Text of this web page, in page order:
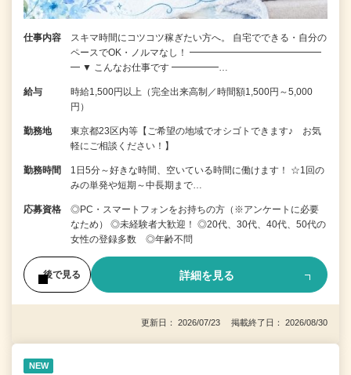
仕事内容
スキマ時間にコツコツ稼ぎたい方へ。 自宅でできる・自分の
ペースでOK・ノルマなし！ ━━━━━━━━━━━━━━
━ ▼ こんなお仕事です ━━━━━…
給与
時給1,500円以上（完全出来高制／時間額1,500円～5,000
円）
勤務地
東京都23区内等【ご希望の地域でオシゴトできます♪ お気
軽にご相談ください！】
勤務時間
1日5分～好きな時間、空いている時間に働けます！ ☆1回の
みの単発や短期～中長期まで…
応募資格
◎PC・スマートフォンをお持ちの方（※アンケートに必要
なため） ◎未経験者大歓迎！ ◎20代、30代、40代、50代の
女性の登録多数 ◎年齢不問
後で見る 詳細を見る
更新日： 2026/07/23 掲載終了日： 2026/08/30
NEW